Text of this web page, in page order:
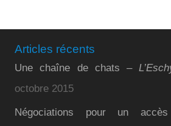
Articles récents
Une chaîne de chats –
octobre 2015
Négociations pour un